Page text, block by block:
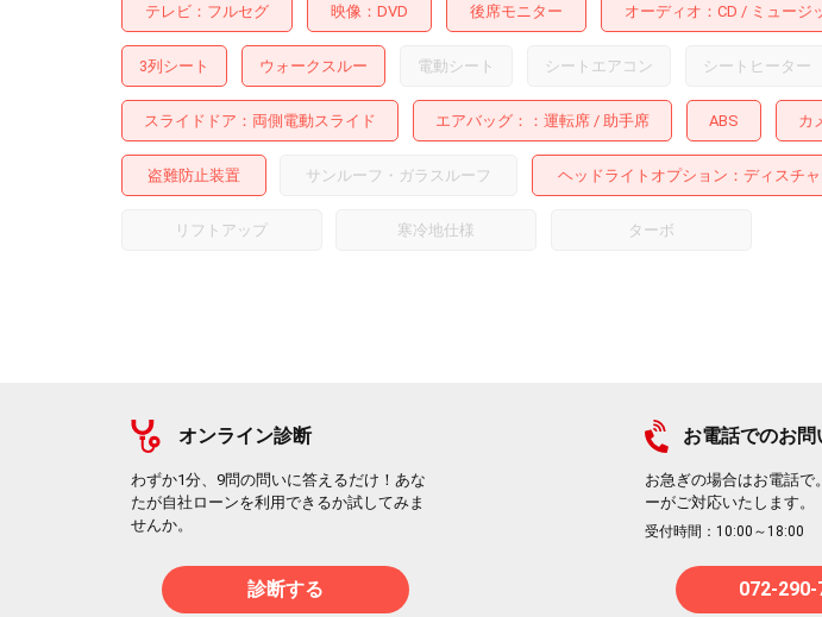
テレビ フルセグ 映像 DVD 後席モニター オーディオ CD ミュージ
3列シート ウォークスルー 電動シート シートエアコン シートヒーター
スライドドア 両側電動スライド エアバッグ： 運転席 助手席 ABS カ
盗難防止装置 サンルーフ・ガラスルーフ ヘッドライトオプション ディスチ
リフトアップ 寒冷地仕様 ターボ
オンライン診断
わずか1分、9問の問いに答えるだけ！あな
たが自社ローンを利用できるか試してみま
せんか。
診断する
お電話でのお問
お急ぎの場合はお電話で
ーがご対応いたします。
受付時間：10:00～18:00
072-290-